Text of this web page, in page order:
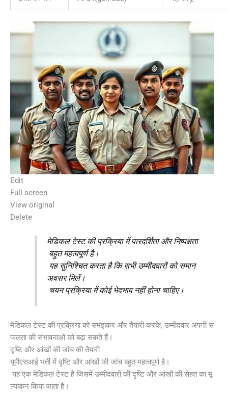
Edit
Full screen
View original
Delete
मेडिकल टेस्ट की प्रक्रिया में पारदर्शिता और निष्पक्षता
बहुत महत्वपूर्ण है।
यह सुनिश्चित करता है कि सभी उम्मीदवारों को समान
अवसर मिलें।
चयन प्रक्रिया में कोई भेदभाव नहीं होना चाहिए।
मेडिकल टेस्ट की प्रक्रिया को समझकर और तैयारी करके, उम्मीदवार अपनी स
फलता की संभावनाओं को बढ़ा सकते हैं।
दृष्टि और आंखों की जांच की तैयारी
यूपीएसआई भर्ती में दृष्टि और आंखों की जांच बहुत महत्वपूर्ण है।
यह एक मेडिकल टेस्ट है जिसमें उम्मीदवारों की दृष्टि और आंखों की सेहत का मू
ल्यांकन किया जाता है।